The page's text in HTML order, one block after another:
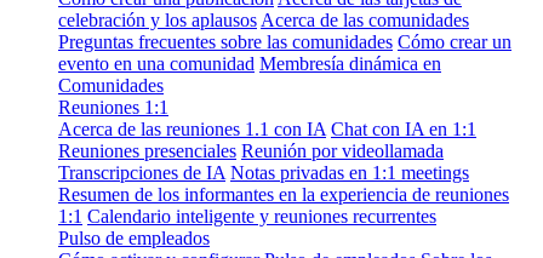
celebración y los aplausos Acerca de las comunidades
Preguntas frecuentes sobre las comunidades Cómo crear un
evento en una comunidad Membresía dinámica en
Comunidades
Reuniones 1:1
Acerca de las reuniones 1.1 con IA Chat con IA en 1:1
Reuniones presenciales Reunión por videollamada
Transcripciones de IA Notas privadas en 1:1 meetings
Resumen de los informantes en la experiencia de reuniones
1:1 Calendario inteligente y reuniones recurrentes
Pulso de empleados